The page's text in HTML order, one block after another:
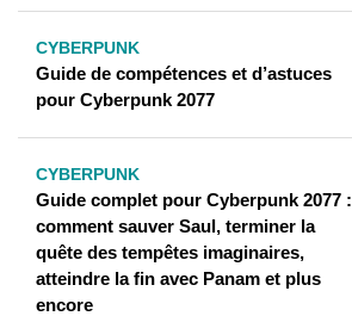
CYBERPUNK
Guide de compétences et d’astuces
pour Cyberpunk 2077
CYBERPUNK
Guide complet pour Cyberpunk 2077 :
comment sauver Saul, terminer la
quête des tempêtes imaginaires,
atteindre la fin avec Panam et plus
encore